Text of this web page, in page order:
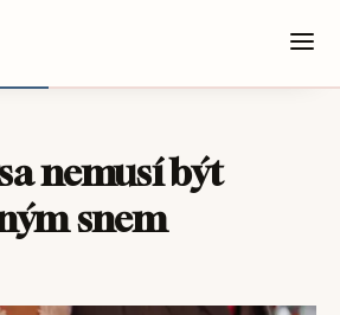
nemusí být
snem